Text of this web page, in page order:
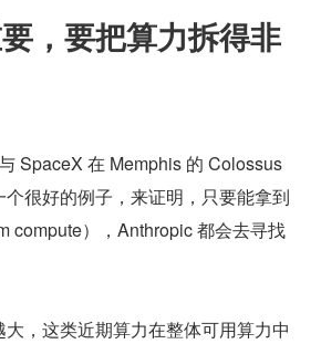
，要把算力拆得非
SpaceX 在 Memphis 的 Colossus
很好的例子，来证明，只要能拿到
compute），Anthropic 都会去寻找
，这类近期算力在整体可用算力中